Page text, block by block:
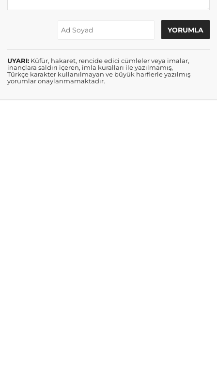
UYARI: Küfür, hakaret, rencide edici cümleler veya imalar,
inançlara saldırı içeren, imla kuralları ile yazılmamış,
Türkçe karakter kullanılmayan ve büyük harflerle yazılmış
yorumlar onaylanmamaktadır.